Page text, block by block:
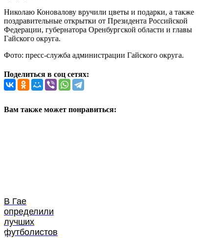
Николаю Коновалову вручили цветы и подарки, а также
поздравительные открытки от Президента Российской
Федерации, губернатора Оренбургской области и главы
Гайского округа.
Фото: пресс-служба администрации Гайского округа.
Поделиться в соц сетях:
Вам также может понравиться:
В Гае
определили
лучших
футболистов